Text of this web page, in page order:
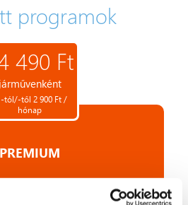
programok
490 Ft
járművenként
tól/-től 2 900 Ft /
hónap
PREMIUM